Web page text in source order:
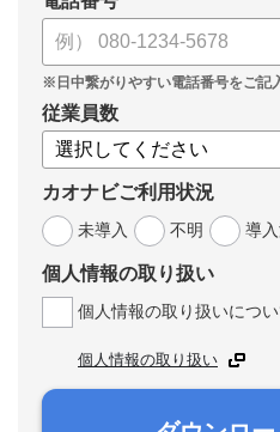
従業員数
カオナビご利用状況
未導入
不明 導
個人情報の取り扱い
個人情報の取り扱いについ
個人情報の取り扱い